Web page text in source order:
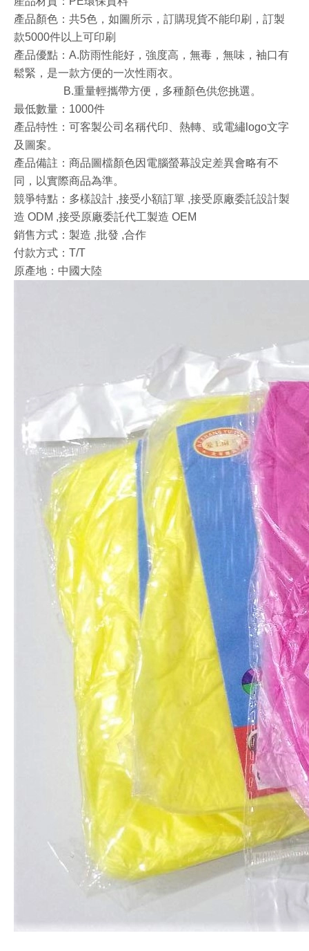
產品顏色：共5色，如圖所示，訂購現貨不能印刷，訂製
款5000件以上可印刷
產品優點：A.防雨性能好，強度高，無毒，無味，袖口有
鬆緊，是一款方便的一次性雨衣。
B.重量輕攜帶方便，多種顏色供您挑選。
最低數量：1000件
產品特性：可客製公司名稱代印、熱轉、或電繡logo文字
及圖案。
產品備註：商品圖檔顏色因電腦螢幕設定差異會略有不
同，以實際商品為準。
競爭特點：多樣設計 ,接受小額訂單 ,接受原廠委託設計製
造 ODM ,接受原廠委託代工製造 OEM
銷售方式：製造 ,批發 ,合作
付款方式：T/T
原產地：中國大陸